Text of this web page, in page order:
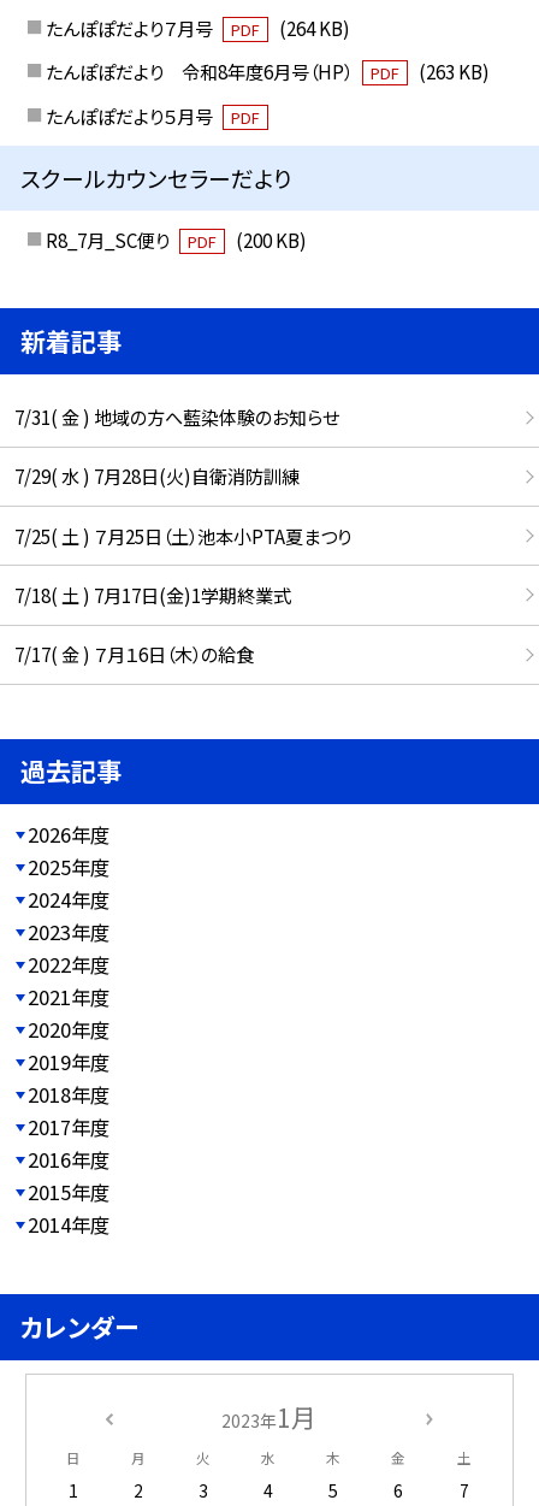
たんぽぽだより７月号 PDF
(264 KB)
たんぽぽだより 令和8年度6月号（HP）
PDF
(263 KB)
たんぽぽだより５月号
PDF
スクールカウンセラーだより
R8_7月_SC便り PDF (200 KB)
新着記事
7/31( 金 ) 地域の方へ藍染体験のお知らせ
7/29( 水 ) 7月28日(火)自衛消防訓練
7/25( 土 ) ７月25日（土）池本小PTA夏まつり
7/18( 土 ) 7月17日(金)1学期終業式
7/17( 金 ) ７月１6日（木）の給食
過去記事
2026年度
2025年度
2024年度
2023年度
2022年度
2021年度
2020年度
2019年度
2018年度
2017年度
2016年度
2015年度
2014年度
カレンダー
2023年1月
日 月 火 水 木 金 土
1 2 3 4 5 6
7